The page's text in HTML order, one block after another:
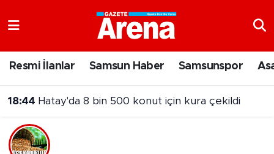
Resmi İlanlar Samsun Haber Samsunspor
18:44 Hatay'da 8 bin 500 konut için kura çekildi
Samsun Namaz Vakitleri
Trafik Durumu